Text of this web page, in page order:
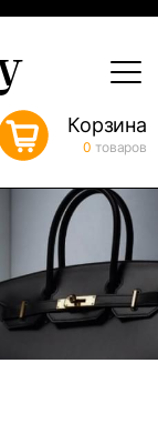
Корзина
0 товаров